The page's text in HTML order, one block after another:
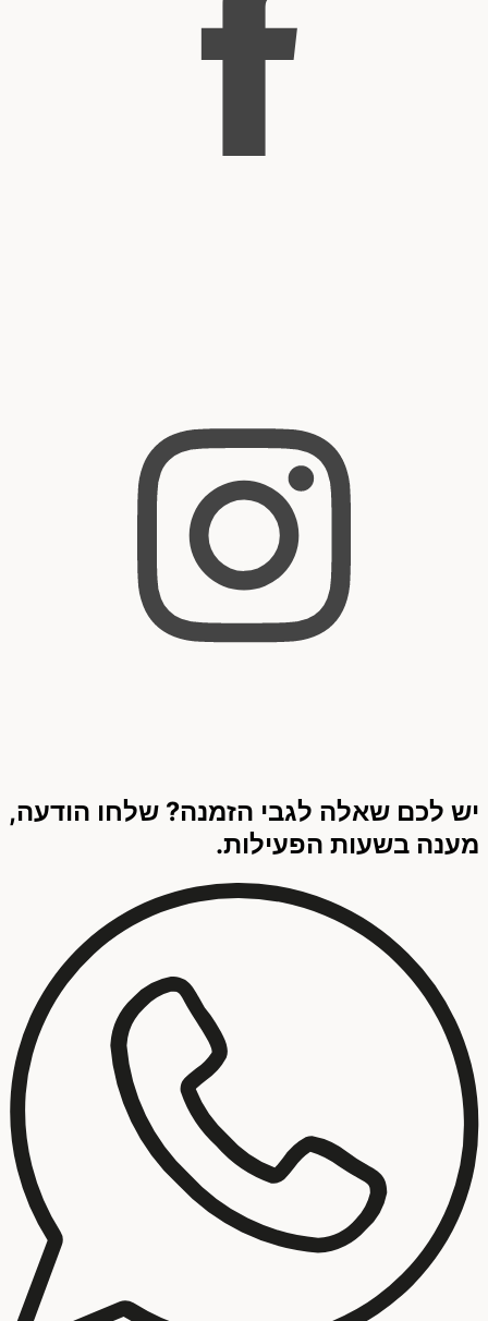
יש לכם שאלה לגבי הזמנה? שלחו הודעה,
מענה בשעות הפעילות.